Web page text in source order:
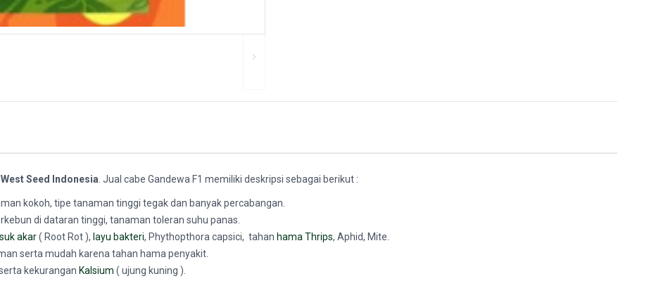
West Seed Indonesia . Jual cabe Gandewa F1 memiliki deskripsi sebagai berikut :
kokoh, tipe tanaman tinggi tegak dan banyak percabangan.
di dataran tinggi, tanaman toleran suhu panas.
akar( Root Rot ), layu bakteri, Phythopthora capsici, tahan hama Thrips, Aphid, Mite.
serta mudah karena tahan hama penyakit.
kekurangan Kalsium ( ujung kuning ).